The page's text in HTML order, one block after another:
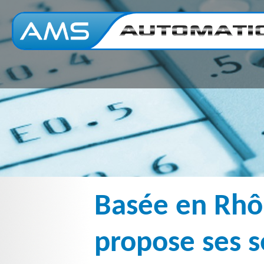
Basée en
propose ses